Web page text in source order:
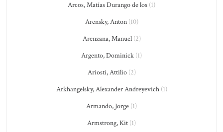
Arcos, Matías Durango de los (1)
Arensky, Anton(10)
Arenzana, Manuel(2)
Argento, Dominick (1)
Ariosti, Attilio(2)
Arkhangelsky, Alexander Andreyevich(1)
Armando, Jorge (1)
Armstrong, Kit (1)